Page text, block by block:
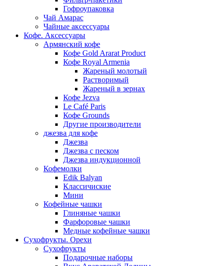
Гофроупаковка
Чай Амарас
Чайные аксессуары
Кофе. Аксессуары
Армянский кофе
Кофе Gold Ararat Product
Кофе Royal Armenia
Жареный молотый
Растворимый
Жареный в зернах
Кофе Jezva
Le Café Paris
Кофе Grounds
Другие производители
джезва для кофе
Джезва
Джезва с песком
Джезва индукционной
Кофемолки
Edik Balyan
Классичиские
Мини
Кофейные чашки
Глиняные чашки
Фарфоровые чашки
Медные кофейные чашки
Сухофрукты. Орехи
Сухофрукты
Подарочные наборы